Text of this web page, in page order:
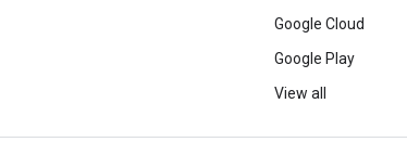
Google Cloud
Google Play
View all